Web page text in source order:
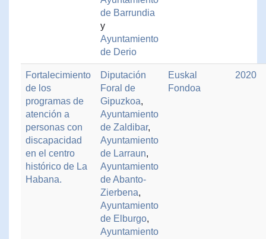
de Barrundia
y
Ayuntamiento
de Derio
Fortalecimiento
de los
programas de
atención a
personas con
discapacidad
en el centro
histórico de La
Habana.
Diputación
Foral de
Gipuzkoa,
Ayuntamiento
de Zaldibar,
Ayuntamiento
de Larraun,
Ayuntamiento
de Abanto-
Zierbena,
Ayuntamiento
de Elburgo,
Ayuntamiento
Euskal
Fondoa
2020